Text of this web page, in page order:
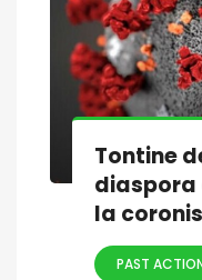
Tontine
diaspora
la
PAST